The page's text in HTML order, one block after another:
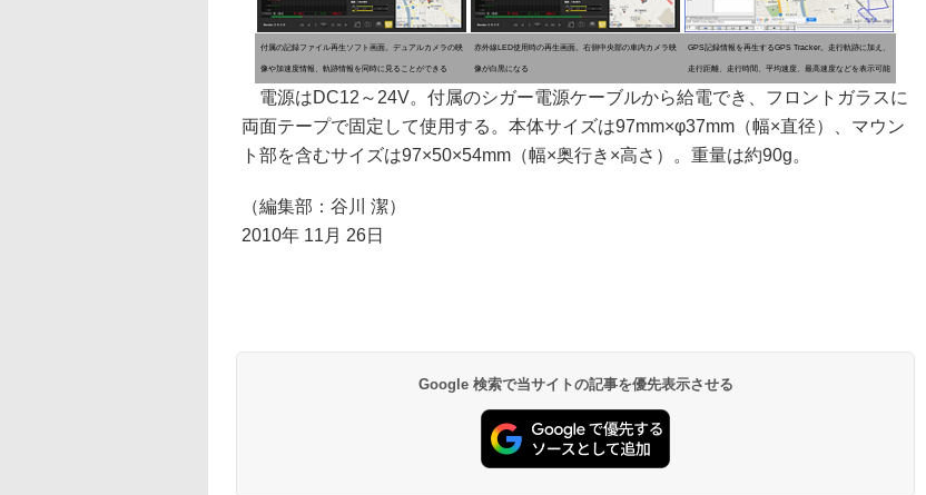
付属の記録ファイル再生ソフト画面。デュアルカメラの映
像や加速度情報、軌跡情報を同時に見ることができる
赤外線LED使用時の再生画面。右側中央部の車内カメラ映
像が白黒になる
GPS記録情報を再生するGPS Tracker。走行軌跡に加え、
走行距離、走行時間、平均速度、最高速度などを表示可能
電源はDC12～24V。付属のシガー電源ケーブルから給電でき、フロントガラスに
両面テープで固定して使用する。本体サイズは97mm×φ37mm（幅×直径）、マウン
ト部を含むサイズは97×50×54mm（幅×奥行き×高さ）。重量は約90g。
（編集部：谷川 潔）
2010年 11月 26日
Google 検索で当サイトの記事を優先表示させる